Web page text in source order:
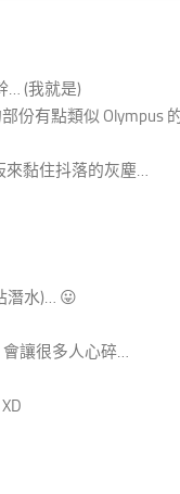
… (我就是)
份有點類似 Olympus
來黏住抖落的灰塵…
潛水)… 😛
會讓很多人心碎…